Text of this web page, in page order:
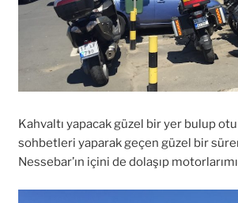
Kahvaltı yapacak güzel bir yer bulup
sohbetleri yaparak geçen güzel bir
Nessebar’ın içini de dolaşıp